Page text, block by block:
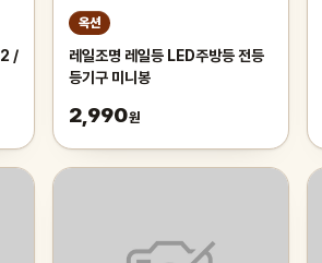
/
옥션
레일조명 레일등 LED주방등 전등
등기구 미니봉
2,990원